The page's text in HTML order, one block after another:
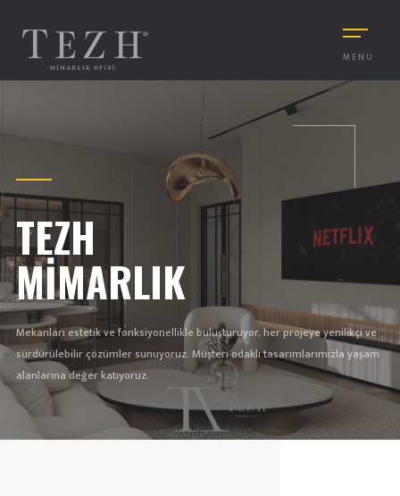
MENU
TEZH
MIMARLIK
Mekanları estetik ve fonksiyonellikle buluşturuyor, her projeye yenilikçi ve
sürdürülebilir çözümler sunuyoruz. Müşteri odaklı tasarımlarımızla yaşam
alanlarına değer katıyoruz.